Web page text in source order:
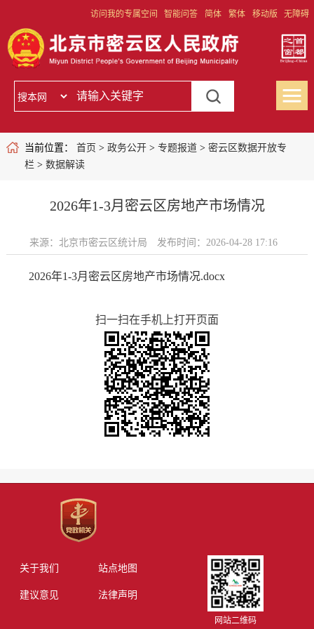
访问我的专属空间 智能问答 简体 繁体 移动版 无障碍
当前位置： 首页 > 政务公开> 专题报道> 密云区数据开放专
栏 > 数据解读
2026年1-3月密云区房地产市场情况
来源：北京市密云区统计局 发布时间：2026-04-28 17:16
2026年1-3月密云区房地产市场情况.docx
扫一扫在手机上打开页面
关于我们 站点地图
建议意见 法律声明
网站二维码